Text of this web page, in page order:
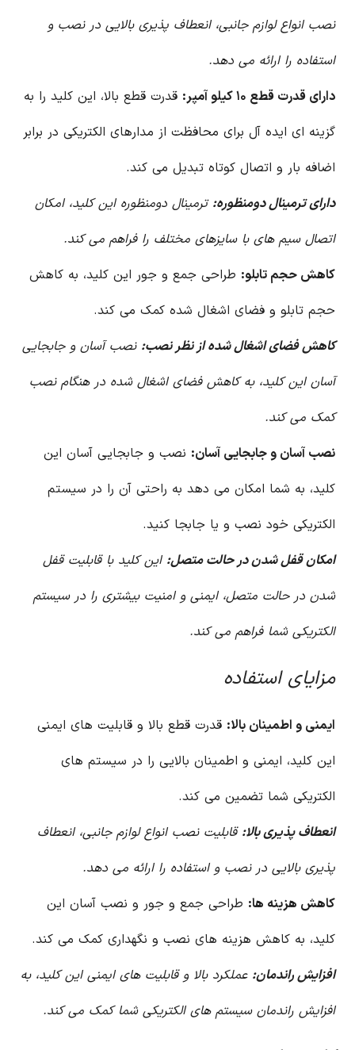
نصب انواع لوازم جانبی، انعطاف پذیری بالایی در نصب و
استفاده را ارائه می دهد.
دارای قدرت قطع ۱۰ کیلو آمپر:
قدرت قطع بالا، این کلید را به
گزینه ای ایده آل برای محافظت از مدارهای الکتریکی در برابر
اضافه بار و اتصال کوتاه تبدیل می کند.
دارای ترمینال دومنظوره: ترمینال دومنظوره این کلید، امکان
اتصال سیم های با سایزهای مختلف را فراهم می کند.
کاهش حجم تابلو: طراحی جمع و جور این کلید، به کاهش
حجم تابلو و فضای اشغال شده کمک می کند.
کاهش فضای اشغال شده از نظر نصب: نصب آسان و جابجایی
آسان این کلید، به کاهش فضای اشغال شده در هنگام نصب
کمک می کند.
نصب آسان و جابجایی آسان: نصب و جابجایی آسان این
کلید، به شما امکان می دهد به راحتی آن را در سیستم
الکتریکی خود نصب و یا جابجا کنید.
امکان قفل شدن در حالت متصل: این کلید با قابلیت قفل
شدن در حالت متصل، ایمنی و امنیت بیشتری را در سیستم
الکتریکی شما فراهم می کند.
مزایای استفاده
ایمنی و اطمینان بالا: قدرت قطع بالا و قابلیت های ایمنی
این کلید، ایمنی و اطمینان بالایی را در سیستم های
الکتریکی شما تضمین می کند.
انعطاف پذیری بالا: قابلیت نصب انواع لوازم جانبی، انعطاف
پذیری بالایی در نصب و استفاده را ارائه می دهد.
کاهش هزینه ها: طراحی جمع و جور و نصب آسان این
کلید، به کاهش هزینه های نصب و نگهداری کمک می کند.
افزایش راندمان: عملکرد بالا و قابلیت های ایمنی این کلید، به
افزایش راندمان سیستم های الکتریکی شما کمک می کند.